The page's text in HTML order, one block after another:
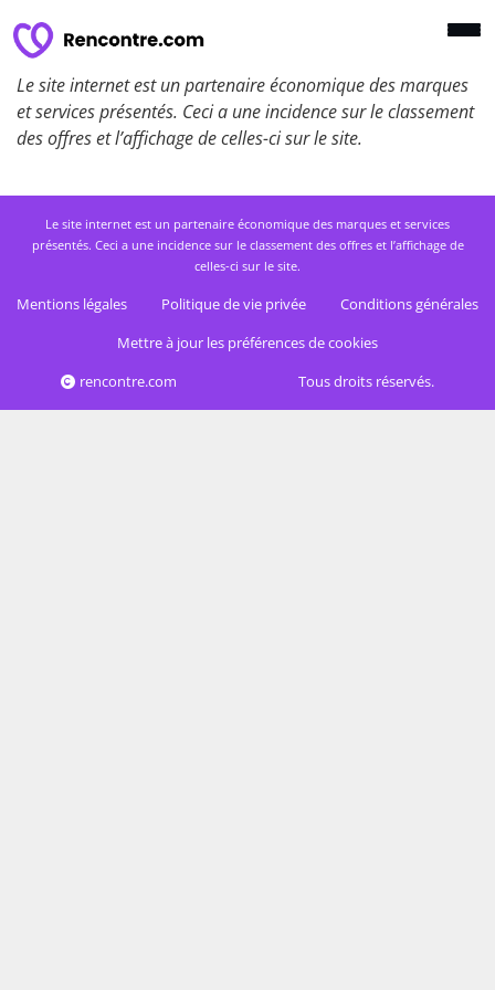
Le site internet est un partenaire économique des marques
et services présentés. Ceci a une incidence sur le classement
des offres et l’affichage de celles-ci sur le site.
Le site internet est un partenaire économique des marques et services
présentés. Ceci a une incidence sur le classement des offres et l’affichage de
celles-ci sur le site.
Mentions légales Politique de vie privée
Conditions générales
Mettre à jour les préférences de cookies
rencontre.com
Tous droits réservés.